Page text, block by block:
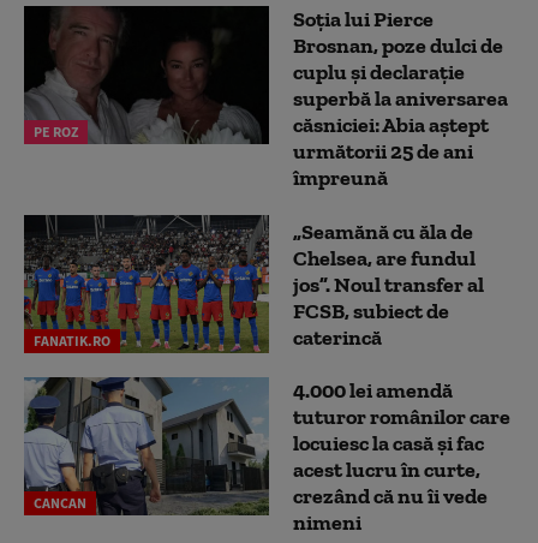
PE ROZ
Soția lui Pierce
Brosnan, poze dulci de
cuplu și declarație
superbă la aniversarea
căsniciei: Abia aștept
următorii 25 de ani
împreună
FANATIK.RO
„Seamănă cu ăla de
Chelsea, are fundul
jos”. Noul transfer al
FCSB, subiect de
caterincă
CANCAN
4.000 lei amendă
tuturor românilor care
locuiesc la casă și fac
acest lucru în curte,
crezând că nu îi vede
nimeni